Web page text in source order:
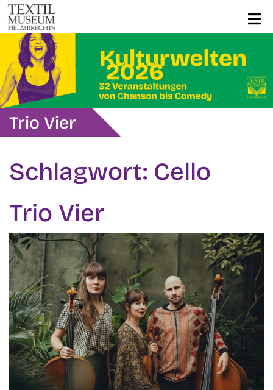
Trio Vier
Schlagwort: Cello
Trio Vier